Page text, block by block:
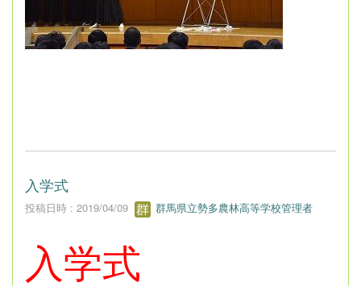
入学式
投稿日時 : 2019/04/09 群馬県立勢多農林高等学校管理者
入学式